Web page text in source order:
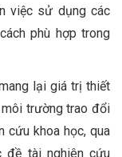
việc sử dụng các
phù hợp trong
lại giá trị thiết
trường trao đổi
cứu khoa học, qua
đề tài nghiên cứu